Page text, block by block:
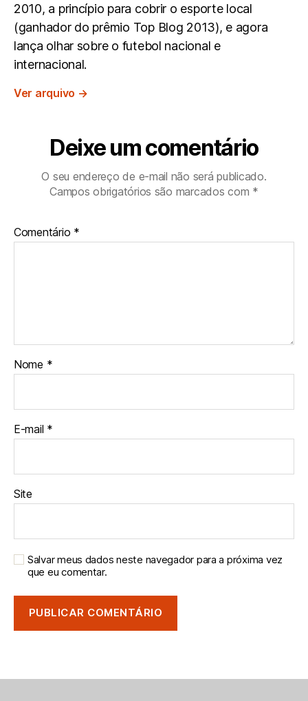
2010, a princípio para cobrir o esporte local
(ganhador do prêmio Top Blog 2013), e agora
lança olhar sobre o futebol nacional e
internacional.
Ver arquivo →
Deixe um comentário
O seu endereço de e-mail não será publicado.
Campos obrigatórios são marcados com *
Comentário *
Nome *
E-mail *
Site
Salvar meus dados neste navegador para a próxima vez
que eu comentar.